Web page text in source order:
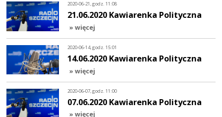
2020-06-21, godz. 11:08
21.06.2020 Kawiarenka Polityczna
» więcej
2020-06-14, godz. 15:01
14.06.2020 Kawiarenka Polityczna
» więcej
2020-06-07, godz. 11:00
07.06.2020 Kawiarenka Polityczna
» więcej